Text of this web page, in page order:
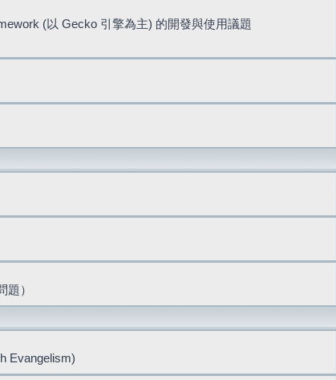
(以 Gecko 引擎為主) 的開發與使用議題
）
Evangelism)